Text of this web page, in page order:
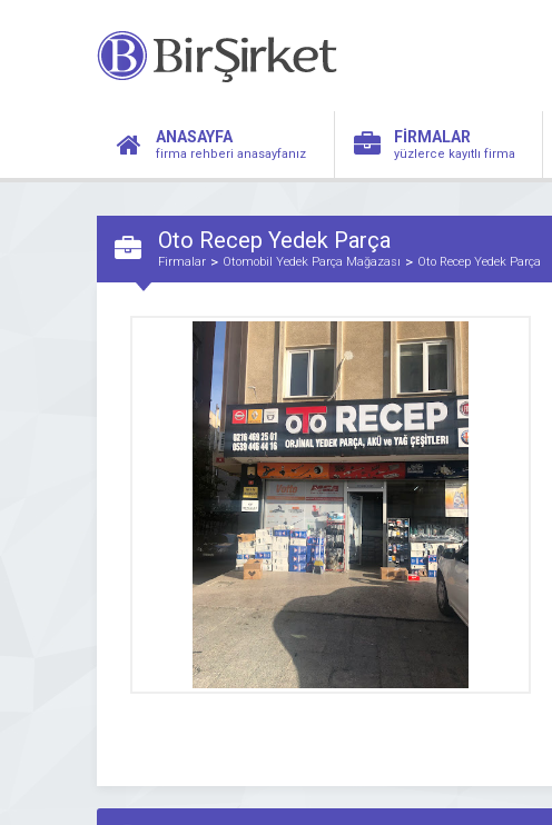
ANASAYFA
firma rehberi anasayfanız
FİRMALAR
yüzlerce kayıtlı firma
Oto Recep Yedek Parça
Firmalar Otomobil Yedek Parça Mağazası Oto Recep Yedek Parça